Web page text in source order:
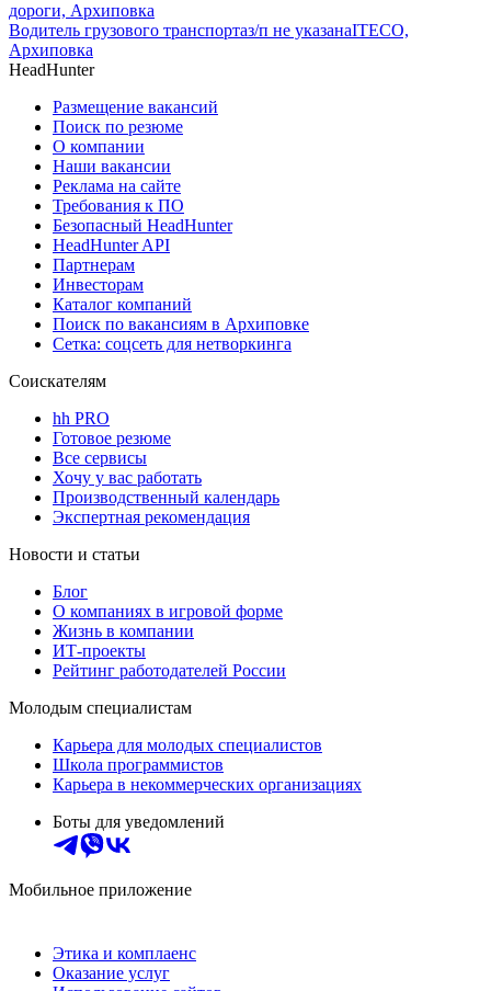
дороги, Архиповка
Водитель грузового транспортаз/п не указанаITECO,
Архиповка
HeadHunter
Размещение вакансий
Поиск по резюме
О компании
Наши вакансии
Реклама на сайте
Требования к ПО
Безопасный HeadHunter
HeadHunter API
Партнерам
Инвесторам
Каталог компаний
Поиск по вакансиям в Архиповке
Сетка: соцсеть для нетворкинга
Соискателям
hh PRO
Готовое резюме
Все сервисы
Хочу у вас работать
Производственный календарь
Экспертная рекомендация
Новости и статьи
Блог
О компаниях в игровой форме
Жизнь в компании
ИТ-проекты
Рейтинг работодателей России
Молодым специалистам
Карьера для молодых специалистов
Школа программистов
Карьера в некоммерческих организациях
Боты для уведомлений
Мобильное приложение
Этика и комплаенс
Оказание услуг